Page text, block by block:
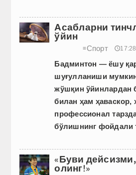
Асабларни
ўйин
≡Спорт
Бадминтон —ёшу
шуғулланиши
жўшқин ўйинлардан
билан ҳам ҳаваскор,
профессионал
бўлишнинг фойдали
«Буви
олинг!»